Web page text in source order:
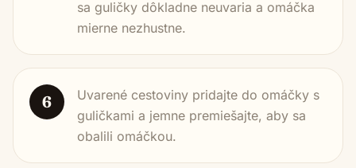
sa guličky dôkladne neuvaria a omáčka
mierne nezhustne.
6
Uvarené cestoviny pridajte do omáčky s
guličkami a jemne premiešajte, aby sa
obalili omáčkou.